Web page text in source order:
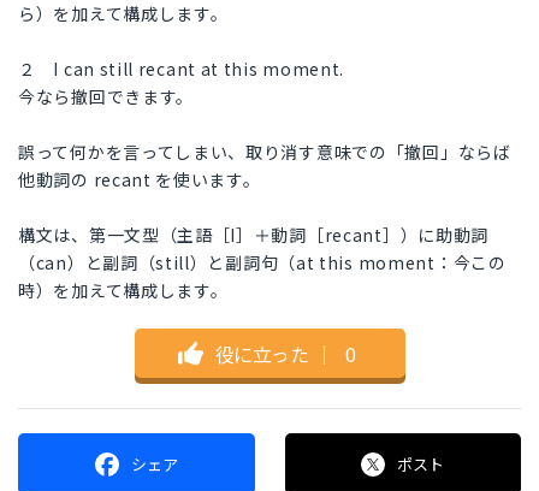
ら）を加えて構成します。
２ I can still recant at this moment.
今なら撤回できます。
誤って何かを言ってしまい、取り消す意味での「撤回」ならば
他動詞の recant を使います。
構文は、第一文型（主語［I］＋動詞［recant］）に助動詞
（can）と副詞（still）と副詞句（at this moment：今この
時）を加えて構成します。
役に立った ｜ 0
シェア ポスト